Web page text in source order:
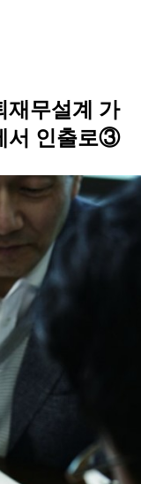
재무설계 가
서 인출로③